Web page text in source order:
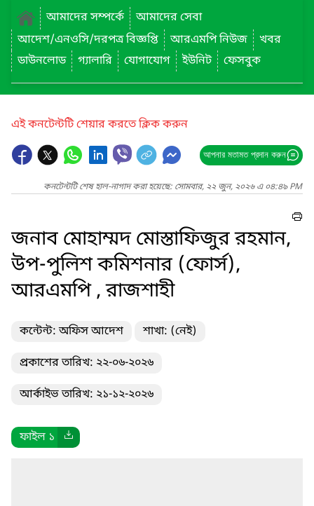
আমাদের সম্পর্কে
আমাদের সেবা
আদেশ/এনওসি/দরপত্র বিজ্ঞপ্তি
আরএমপি নিউজ
খবর
ডাউনলোড
গ্যালারি যোগাযোগ ইউনিট ফেসবুক
এই কনটেন্টটি শেয়ার করতে ক্লিক করুন
আপনার মতামত প্রদান করুন
কনটেন্টটি শেষ হাল-নাগাদ করা হয়েছে: সোমবার, ২২ জুন, ২০২৬ এ ০৪:৪৯ PM
জনাব মোহাম্মদ মোস্তাফিজুর রহমান,
উপ-পুলিশ কমিশনার (ফোর্স),
আরএমপি , রাজশাহী
কন্টেন্ট: অফিস আদেশ শাখা: (নেই)
প্রকাশের তারিখ: ২২-০৬-২০২৬
আর্কাইভ তারিখ: ২১-১২-২০২৬
ফাইল ১